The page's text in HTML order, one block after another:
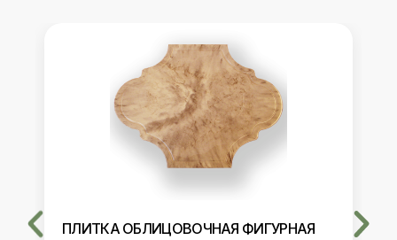
ПЛИТКА ОБЛИЦОВОЧНАЯ ФИГУРНАЯ